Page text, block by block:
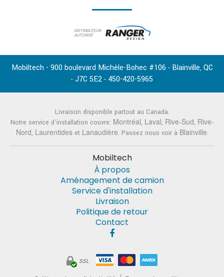
DISTRIBUTEUR
AUTORISÉ
Mobiltech - 900 boulevard Michèle-Bohec #106 - Blainville, QC
- J7C 5E2 - 450-420-5965
Livraison disponible partout au Canada.
Notre service d'installation couvre: Montréal, Laval, Rive-Sud, Rive-
Nord, Laurentideset Lanaudière. Passez nous voir à Blainville.
Mobiltech
À propos
Aménagement de camion
Service d'installation
Livraison
Politique de retour
Contact
SSL